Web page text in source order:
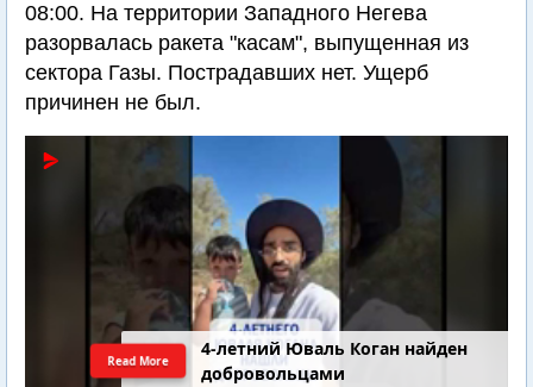
08:00. На территории Западного Негева
разорвалась ракета "касам", выпущенная из
сектора Газы. Пострадавших нет. Ущерб
причинен не был.
4-летний Юваль Коган найден
добровольцами
Read More